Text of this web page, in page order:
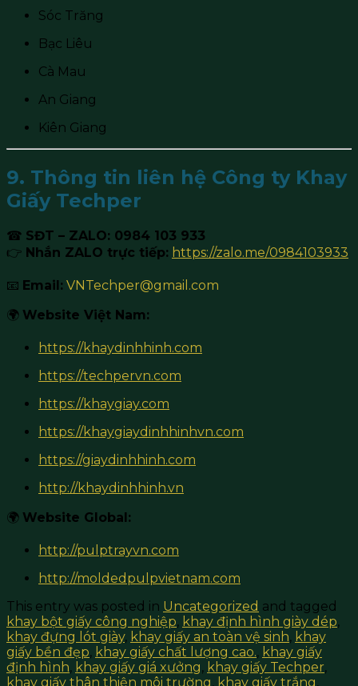
Sóc Trăng
Bạc Liêu
Cà Mau
An Giang
Kiên Giang
9. Thông tin liên hệ Công ty Khay
Giấy Techper
☎ SĐT – ZALO: 0984 103 933
👉 Nhắn ZALO trực tiếp: https://zalo.me/0984103933
📧 Email: VNTechper@gmail.com
🌍 Website Việt Nam:
https://khaydinhhinh.com
https://techpervn.com
https://khaygiay.com
https://khaygiaydinhhinhvn.com
https://giaydinhhinh.com
http://khaydinhhinh.vn
🌍 Website Global:
http://pulptrayvn.com
http://moldedpulpvietnam.com
This entry was posted in Uncategorized and tagged
khay bột giấy công nghiệp, khay định hình giày dép,
khay đựng lót giày, khay giấy an toàn vệ sinh, khay
giấy bền đẹp, khay giấy chất lượng cao., khay giấy
định hình, khay giấy giá xưởng, khay giấy Techper,
khay giấy thân thiện môi trường, khay giấy trắng,